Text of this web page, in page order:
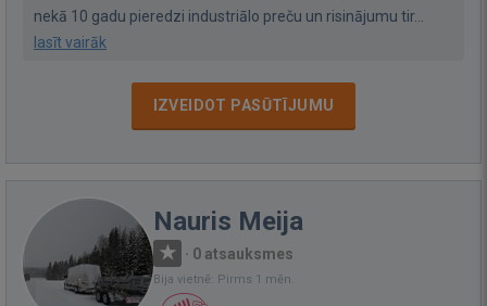
nekā 10 gadu pieredzi industriālo preču un risinājumu tir...
lasīt vairāk
IZVEIDOT PASŪTĪJUMU
Nauris Meija
· 0 atsauksmes
Bija vietnē: Pirms 1 mēn.